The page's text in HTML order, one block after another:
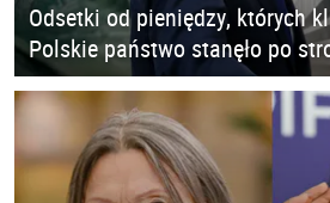
Odsetki od pieniędzy, których
Polskie państwo stanęło po